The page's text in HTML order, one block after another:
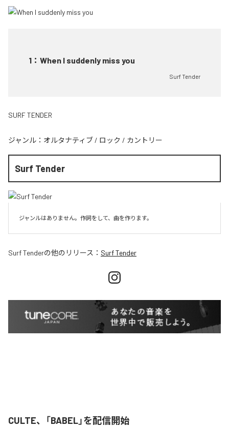
1 ： When I suddenly miss you
Surf Tender
SURF TENDER
ジャンル： オルタナティブ / ロック / カントリー
Surf Tender
ジャンルはありません。作詞をして、曲を作ります。
Surf Tenderの他のリリース： Surf Tender
CULTE、「BABEL」を配信開始